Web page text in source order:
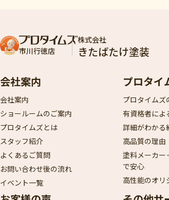
市川行徳店
株式会社
きたばたけ塗装
会社案内
会社案内
ショールームのご案内
プロタイムズとは
スタッフ紹介
よくあるご質問
お問い合わせ後の流れ
イベント一覧
プロタイ
プロタイムズ
有資格者によ
詳細がわかる
高品質の理由
塗料メーカー
で安心
高性能のオリ